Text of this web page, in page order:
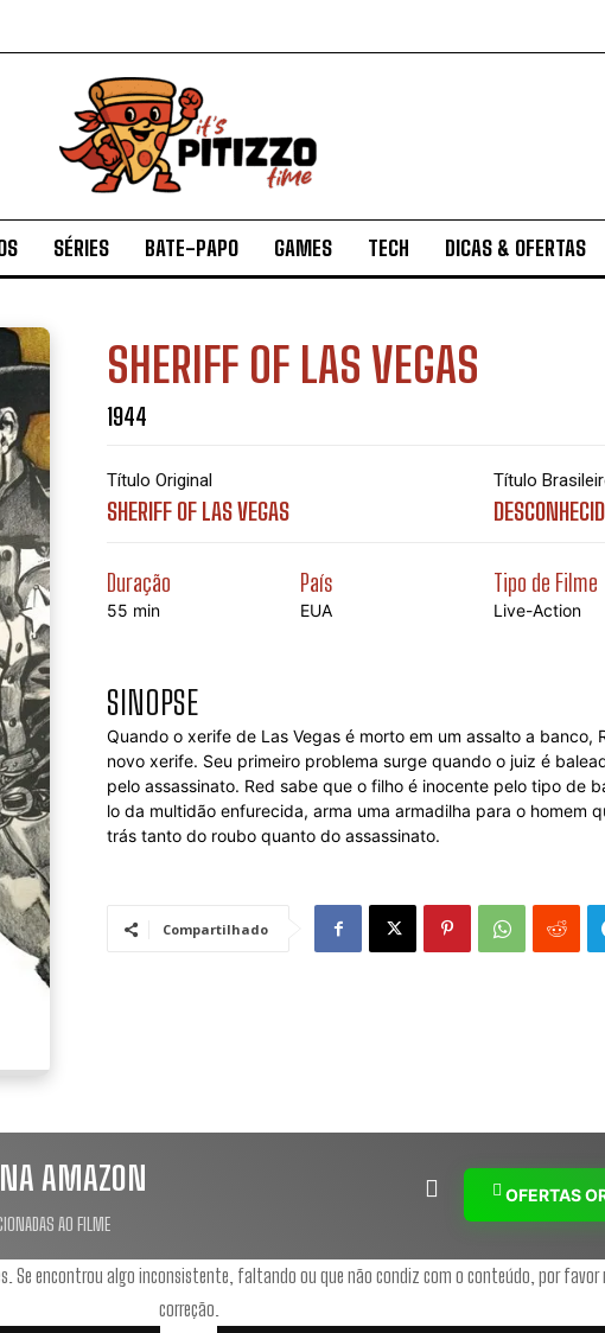
SÉRIES BATE-PAPO GAMES TECH DICAS & OFERTAS
SHERIFF OF LAS VEGAS
1944
Título Original
SHERIFF OF LAS VEGAS
Título
Duração
55 min
País
EUA
Tipo de Filme
Live-Action
SINOPSE
Quando o xerife de Las Vegas é morto em um assalto a banco,
novo xerife. Seu primeiro problema surge quando o juiz é
pelo assassinato. Red sabe que o filho é inocente pelo tipo de
lo da multidão enfurecida, arma uma armadilha para o homem
trás tanto do roubo quanto do assassinato.
Compartilhado
AMAZON
AO FILME
OFERTAS
Se encontrou algo inconsistente, faltando ou que não condiz com o conteúdo, por favor
correção.